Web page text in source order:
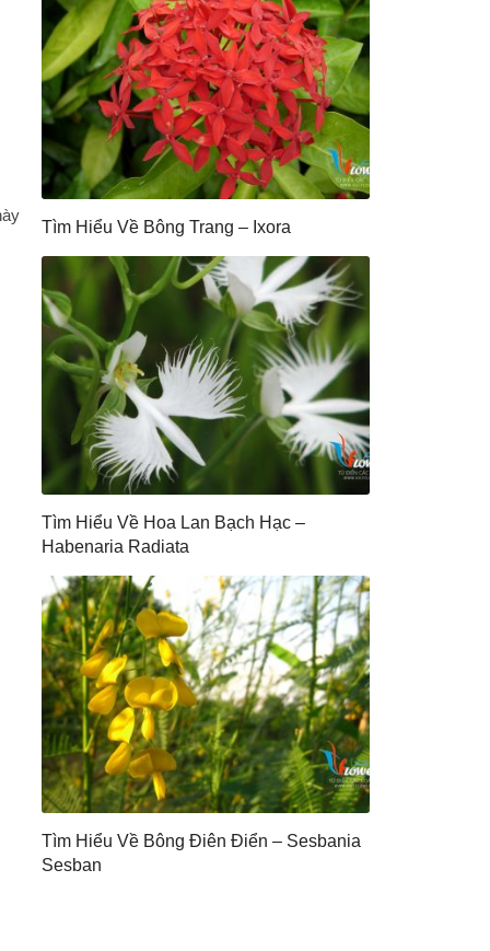
Tìm Hiểu Về Bông Trang – Ixora
Tìm Hiểu Về Hoa Lan Bạch Hạc –
Habenaria Radiata
Tìm Hiểu Về Bông Điên Điển – Sesbania
Sesban